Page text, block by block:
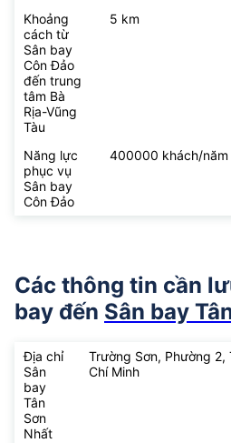
Khoảng
cách từ
Sân bay
Côn Đảo
đến trung
tâm Bà
Rịa-Vũng
Tàu
5 km
Năng lực
phục vụ
Sân bay
Côn Đảo
400000 khách/năm
Các thông tin cần
bay đến Sân bay
Địa chỉ
Sân
bay
Tân
Sơn
Nhất
Trường Sơn, Phường 2,
Chí Minh